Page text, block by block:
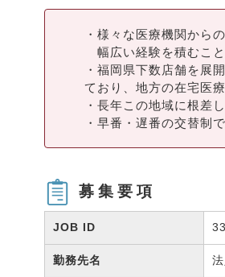
・様々な医療機関から
幅広い経験を積むこと
・福岡県下数店舗を展
ており、地方の在宅医
・長年この地域に根差
・早番・遅番の交替制
募集要項
JOB ID
勤務先名